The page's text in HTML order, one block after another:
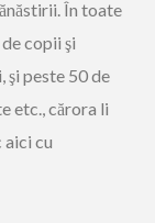
În toate
copii şi
şi peste 50 de
etc., cărora li
aici cu